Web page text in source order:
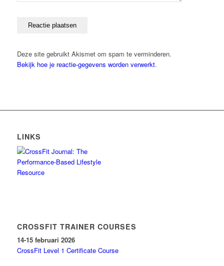
Deze site gebruikt Akismet om spam te verminderen.
Bekijk hoe je reactie-gegevens worden verwerkt.
LINKS
CROSSFIT TRAINER COURSES
14-15 februari 2026
CrossFit Level 1 Certificate Course